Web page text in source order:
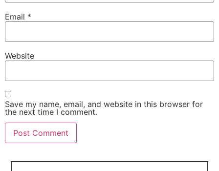
Email *
Website
Save my name, email, and website in this browser for
the next time I comment.